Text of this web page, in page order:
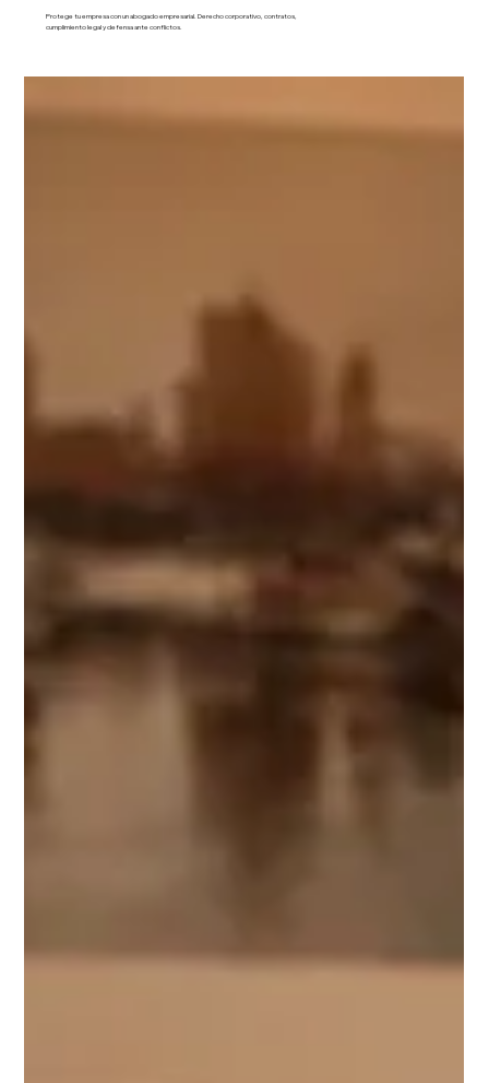
Protege tu empresa con un abogado empresarial. Derecho corporativo, contratos,
cumplimiento legal y defensa ante conflictos.